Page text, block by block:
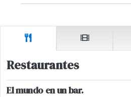
Restaurantes
El mundo en un bar.